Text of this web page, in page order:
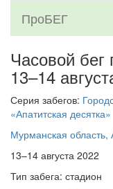
ПроБЕГ
Часовой бег
13–14
Серия забегов:
«Апатитская десятка»
Мурманская область,
13–14 августа 2022
Тип забега: стадион